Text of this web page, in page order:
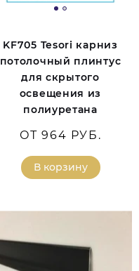
KF705 Tesori карниз
потолочный плинтус
для скрытого
освещения из
полиуретана
ОТ 964 РУБ.
В корзину